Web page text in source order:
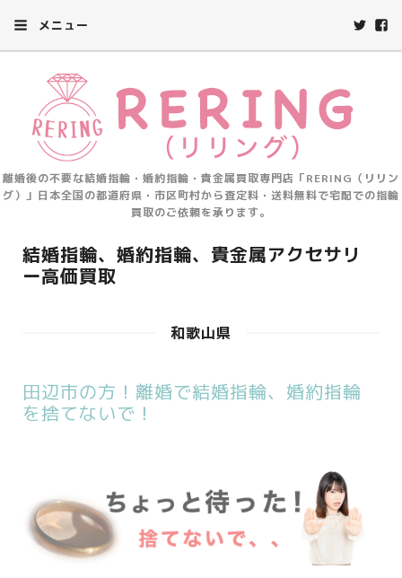
メニュー
離婚後の不要な結婚指輪・婚約指輪・貴金属買取専門店「RERING（リリン
グ）」日本全国の都道府県・市区町村から査定料・送料無料で宅配での指輪
買取のご依頼を承ります。
結婚指輪、婚約指輪、貴金属アクセサリ
ー高価買取
和歌山県
田辺市の方！離婚で結婚指輪、婚約指輪
を捨てないで！